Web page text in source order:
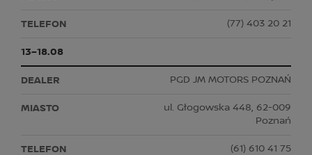
(77) 403 20 21
13–18.08
PGD JM MOTORS POZNAŃ
ul. Głogowska 448, 62-009
Poznań
(61) 610 41 75